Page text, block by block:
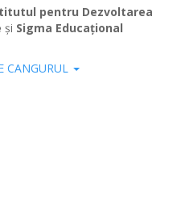
pentru Dezvoltarea
și Sigma Educațional
CANGURUL